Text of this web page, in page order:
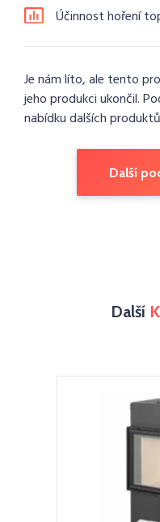
Účinnost hoření
Je nám líto, ale tento
jeho produkci ukončil.
nabídku dalších
Další
Další